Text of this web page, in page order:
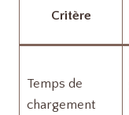
Critère
Temps de
chargement